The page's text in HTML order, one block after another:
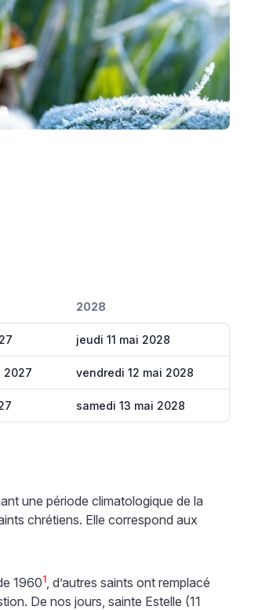
2028
jeudi 11 mai 2028
2027 vendredi 12 mai 2028
samedi 13 mai 2028
une période climatologique de la
chrétiens. Elle correspond aux
19601, d’autres saints ont remplacé
De nos jours, sainte Estelle (11